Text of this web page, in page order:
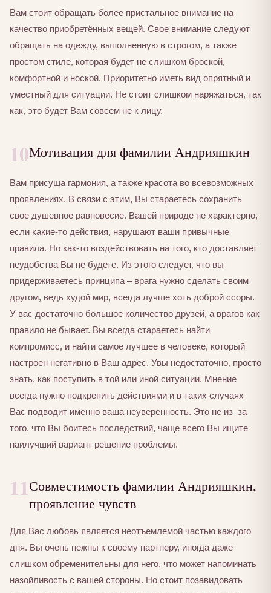
Вам стоит обращать более пристальное внимание на
качество приобретённых вещей. Свое внимание следуют
обращать на одежду, выполненную в строгом, а также
простом стиле, которая будет не слишком броской,
комфортной и ноской. Приоритетно иметь вид опрятный и
уместный для ситуации. Не стоит слишком наряжаться, так
как, это будет Вам совсем не к лицу.
10Мотивация для фамилии Андрияшкин
Вам присуща гармония, а также красота во всевозможных
проявлениях. В связи с этим, Вы стараетесь сохранить
свое душевное равновесие. Вашей природе не характерно,
если какие-то действия, нарушают ваши привычные
правила. Но как-то воздействовать на того, кто доставляет
неудобства Вы не будете. Из этого следует, что вы
придерживаетесь принципа – врага нужно сделать своим
другом, ведь худой мир, всегда лучше хоть доброй ссоры.
У вас достаточно большое количество друзей, а врагов как
правило не бывает. Вы всегда стараетесь найти
компромисс, и найти самое лучшее в человеке, который
настроен негативно в Ваш адрес. Увы недостаточно, просто
знать, как поступить в той или иной ситуации. Мнение
всегда нужно подкрепить действиями и в таких случаях
Вас подводит именно ваша неуверенность. Это не из–за
того, что Вы боитесь последствий, чаще всего Вы ищите
наилучший вариант решение проблемы.
11Совместимость фамилии Андрияшкин,
проявление чувств
Для Вас любовь является неотъемлемой частью каждого
дня. Вы очень нежны к своему партнеру, иногда даже
слишком обременительны для него, что может напоминать
назойливость с вашей стороны. Но стоит позавидовать